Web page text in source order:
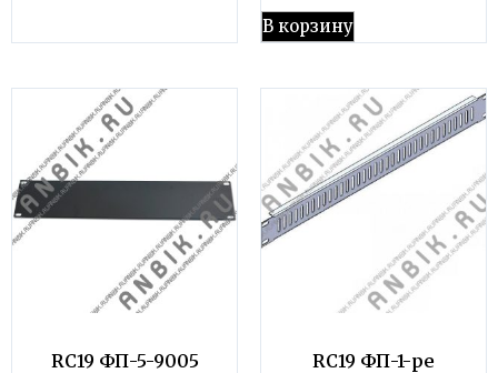
В корзину
RC19 ФП-5-9005
RC19 ФП-1-pe